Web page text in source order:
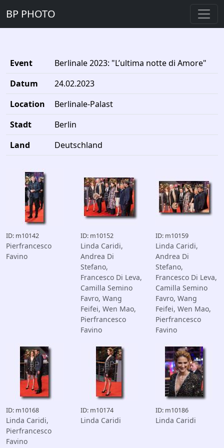
BP PHOTO
Event
Berlinale 2023: "L’ultima notte di Amore"
Datum
24.02.2023
Location
Berlinale-Palast
Stadt
Berlin
Land
Deutschland
ID: m10142
Pierfrancesco
Favino
ID: m10152
Linda Caridi,
Andrea Di
Stefano,
Francesco Di Leva,
Camilla Semino
Favro, Wang
Feifei, Wen Mao,
Pierfrancesco
Favino
ID: m10159
Linda Caridi,
Andrea Di
Stefano,
Francesco Di Leva,
Camilla Semino
Favro, Wang
Feifei, Wen Mao,
Pierfrancesco
Favino
ID: m10168
Linda Caridi,
Pierfrancesco
Favino
ID: m10174
Linda Caridi
ID: m10186
Linda Caridi